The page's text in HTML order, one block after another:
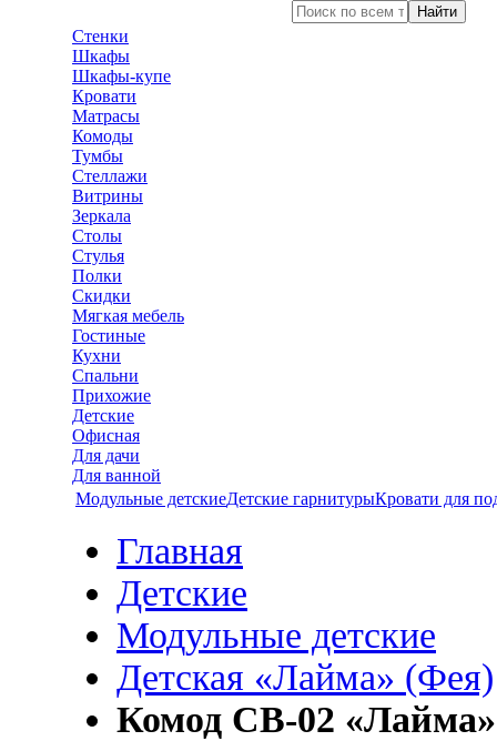
Найти
Стенки
Шкафы
Шкафы-купе
Кровати
Матрасы
Комоды
Тумбы
Стеллажи
Витрины
Зеркала
Столы
Стулья
Полки
Скидки
Мягкая мебель
Гостиные
Кухни
Спальни
Прихожие
Детские
Офисная
Для дачи
Для ванной
Модульные детскиеДетские гарнитурыКровати для
Главная
Детские
Модульные детские
Детская «Лайма» (Фея)
Комод СВ-02 «Лайма»